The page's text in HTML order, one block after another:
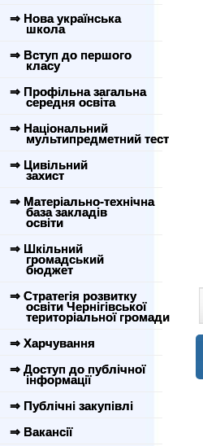
⇒ Нова українська
школа
⇒ Вступ до першого
класу
⇒ Профільна загальна
середня освіта
⇒ Національний
мультипредметний тест
⇒ Цивільний
захист
⇒ Матеріально-технічна
база закладів
освіти
⇒ Шкільний
громадський
бюджет
⇒ Стратегія розвитку
освіти Чернігівської
територіальної громади
⇒ Харчування
⇒ Доступ до публічної
інформації
⇒ Публічні закупівлі
⇒ Вакансії